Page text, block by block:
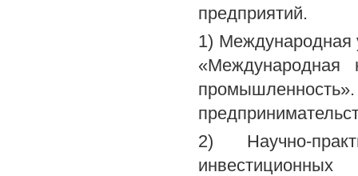
предприятий.
1) Международная
«Международная
2) Научно-